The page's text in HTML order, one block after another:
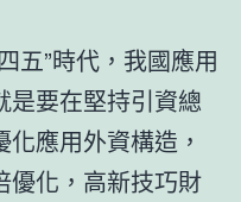
”時代，我國應用
是要在堅持引資總
應用外資構造，
優化，高新技巧財